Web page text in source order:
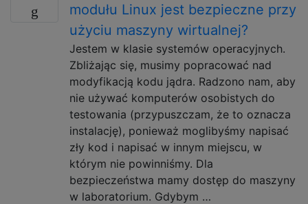
modułu Linux jest bezpieczne przy
użyciu maszyny wirtualnej?
Jestem w klasie systemów operacyjnych.
Zbliżając się, musimy popracować nad
modyfikacją kodu jądra. Radzono nam, aby
nie używać komputerów osobistych do
testowania (przypuszczam, że to oznacza
instalację), ponieważ moglibyśmy napisać
zły kod i napisać w innym miejscu, w
którym nie powinniśmy. Dla
bezpieczeństwa mamy dostęp do maszyny
w laboratorium. Gdybym …